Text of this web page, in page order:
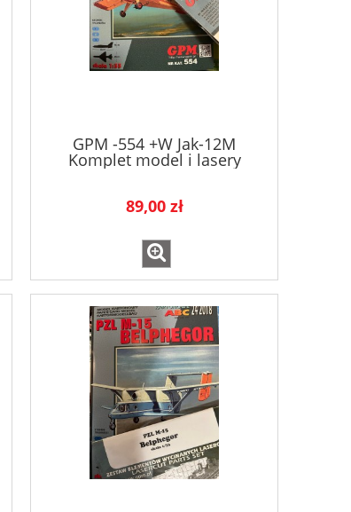
GPM -554 +W Jak-12M
Komplet model i lasery
89,00 zł